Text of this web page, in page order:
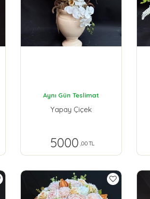
Aynı Gün Teslimat
Yapay Çiçek
5000 ,00 TL